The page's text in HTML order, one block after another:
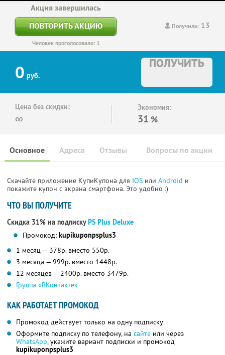
Получили: 13
Акция завершилась
ПОВТОРИТЬ АКЦИЮ
Человек проголосовало: 1
0 руб.
ПОЛУЧИТЬ
Цена без скидки:
∞
Экономия:
31 %
Основное Отзывы Вопросы по акции
Адреса
Скачайте приложение КупиКупона для IOS или Android и
покажите купон с экрана смартфона. Это удобно :)
ЧТО ВЫ ПОЛУЧИТЕ
Скидка 31% на подпискуPS Plus Deluxe
Промокод: kupikuponpsplus3
1 месяц — 378р. вместо 550р.
3 месяца — 999р. вместо 1448р.
12 месяцев — 2400р. вместо 3479р.
Группа «ВКонтакте»
КАК РАБОТАЕТ ПРОМОКОД
Промокод действует только на одну подписку
Оформите подписку по телефону, на сайте или через
WhatsApp, укажите вариант подписки и промокод
kupikuponpsplus3